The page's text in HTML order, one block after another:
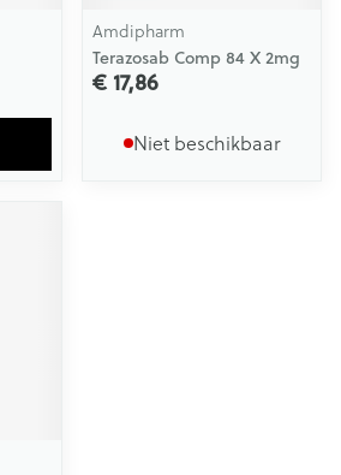
Amdipharm
Terazosab Comp 84 X 2mg
€ 17,86
Niet beschikbaar